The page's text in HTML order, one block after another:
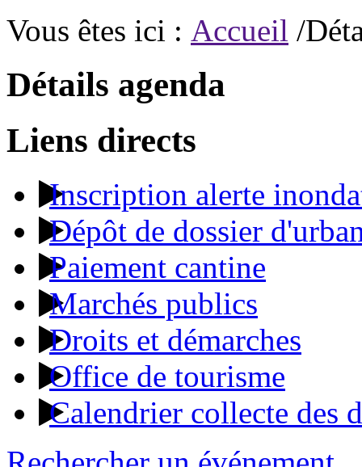
Vous êtes ici : Accueil /
Détails agenda
Liens directs
Inscription alerte
Dépôt de dossier
Paiement cantine
Marchés publics
Droits et démarches
Office de tourisme
Calendrier collecte des